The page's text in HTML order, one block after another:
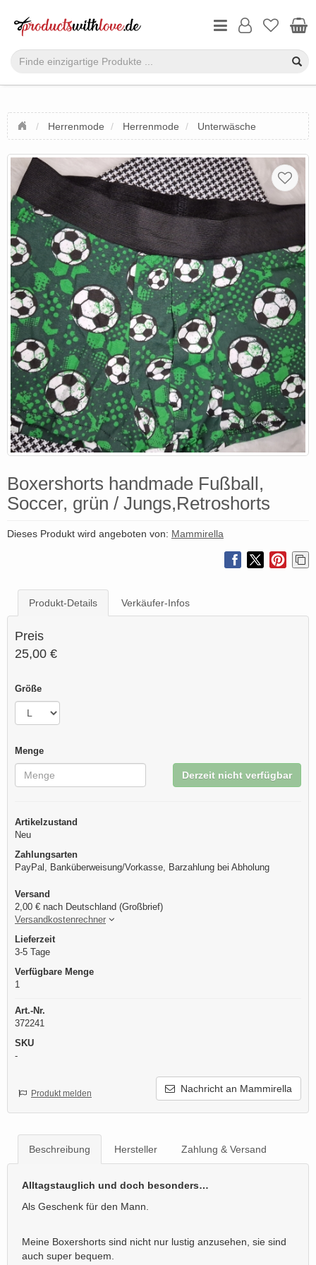
Herrenmode Herrenmode Unterwäsche
Boxershorts handmade Fußball,
Soccer, grün / Jungs,Retroshorts
Dieses Produkt wird angeboten von: Mammirella
Produkt-Details Verkäufer-Infos
Preis
25,00 €
Größe
Menge
Derzeit nicht verfügbar
Artikelzustand
Neu
Zahlungsarten
PayPal, Banküberweisung/Vorkasse, Barzahlung bei Abholung
Versand
2,00 € nach Deutschland (Großbrief)
Versandkostenrechner
Lieferzeit
3-5 Tage
Verfügbare Menge
1
Art.-Nr.
372241
SKU
-
Nachricht an Mammirella
Produkt melden
Beschreibung Hersteller Zahlung & Versand
Alltagstauglich und doch besonders…
Als Geschenk für den Mann.
Meine Boxershorts sind nicht nur lustig anzusehen, sie sind
auch super bequem.